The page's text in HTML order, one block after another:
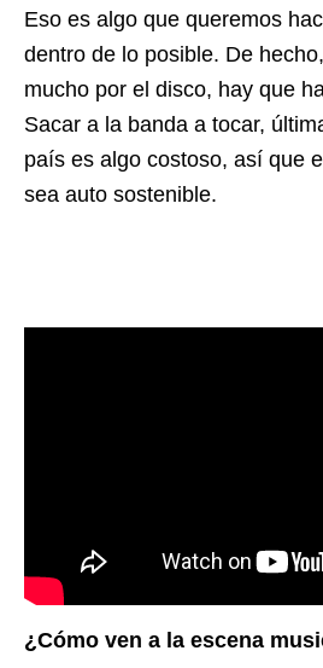
Eso es algo que queremos
dentro de lo posible. De
mucho por el disco, hay que
Sacar a la banda a tocar,
país es algo costoso, así que
sea auto sostenible.
¿Cómo ven a la escena